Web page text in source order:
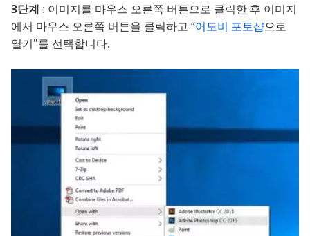
3단계 : 이미지를 마우스 오른쪽 버튼으로 클릭한 후 이미지
에서 마우스 오른쪽 버튼을 클릭하고 “어도비 포토샵으로
열기"를 선택합니다.